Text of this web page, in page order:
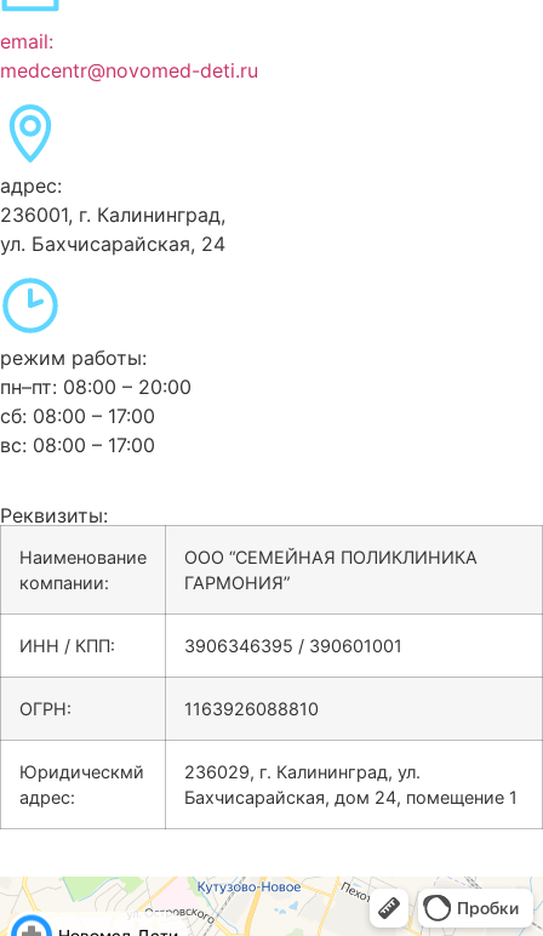
email:
medcentr@novomed-deti.ru
адрес:
236001, г. Калининград,
ул. Бахчисарайская, 24
режим работы:
пн–пт: 08:00 – 20:00
сб: 08:00 – 17:00
вс: 08:00 – 17:00
Реквизиты:
Наименование
компании:
ООО “СЕМЕЙНАЯ ПОЛИКЛИНИКА
ГАРМОНИЯ”
ИНН / КПП: 3906346395 / 390601001
ОГРН: 1163926088810
Юридическмй
адрес:
236029, г. Калининград, ул.
Бахчисарайская, дом 24, помещение 1